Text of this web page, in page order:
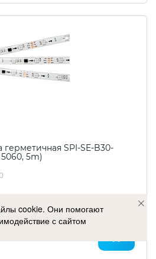
SPI-SE-B30-
5m)
cookie. Они помогают
с сайтом